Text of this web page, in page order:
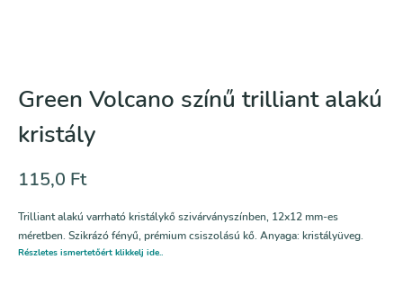
Green Volcano színű trilliant alakú
kristály
115,0 Ft
Trilliant alakú varrható kristálykő szivárványszínben, 12x12 mm-es
méretben. Szikrázó fényű, prémium csiszolású kő. Anyaga: kristályüveg.
Részletes ismertetőért klikkelj ide..